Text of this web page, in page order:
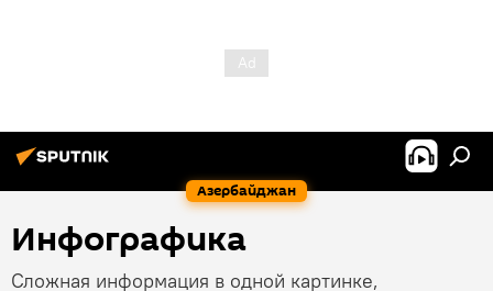
Азербайджан
Инфографика
Сложная информация в одной картинке,